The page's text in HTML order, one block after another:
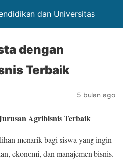
dan Universitas
dengan
Terbaik
5 bulan ago
Agribisnis Terbaik
menarik bagi siswa yang ingin
ekonomi, dan manajemen bisnis.